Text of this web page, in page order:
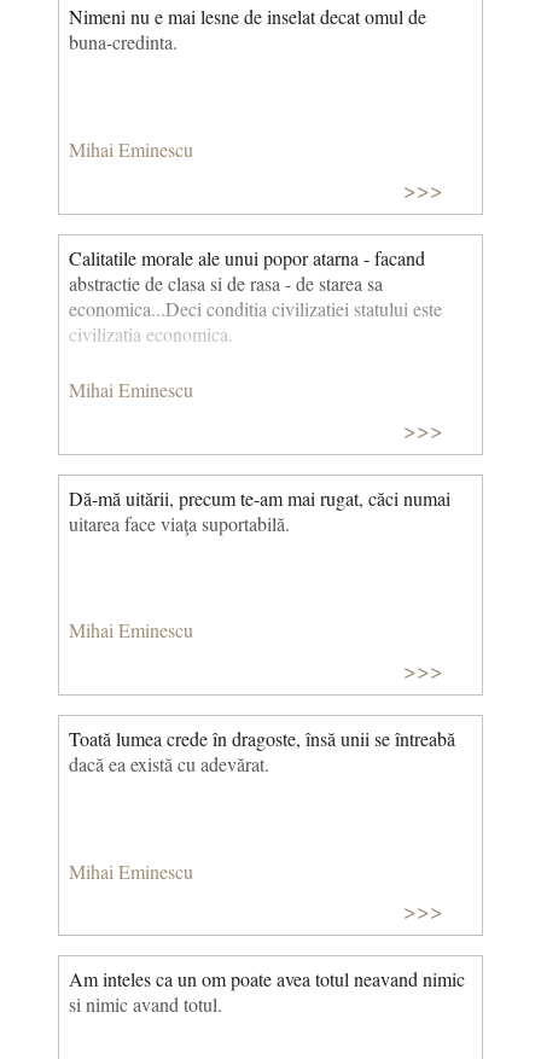
Nimeni nu e mai lesne de inselat decat omul de
buna-credinta.
Mihai Eminescu
>>>
Calitatile morale ale unui popor atarna - facand
abstractie de clasa si de rasa - de starea sa
economica...Deci conditia civilizatiei statului este
civilizatia economica.
Mihai Eminescu
>>>
Dă-mă uitării, precum te-am mai rugat, căci numai
uitarea face viaţa suportabilă.
Mihai Eminescu
>>>
Toată lumea crede în dragoste, însă unii se întreabă
dacă ea există cu adevărat.
Mihai Eminescu
>>>
Am inteles ca un om poate avea totul neavand nimic
si nimic avand totul.